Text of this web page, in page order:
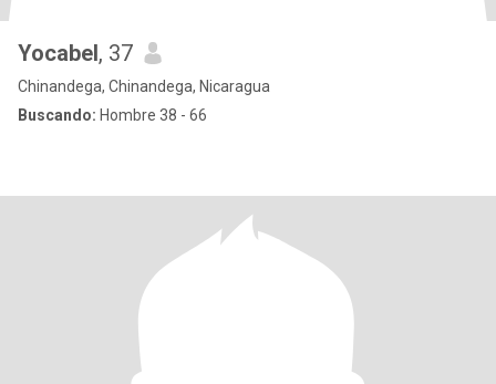
Yocabel, 37
Chinandega, Chinandega, Nicaragua
Buscando: Hombre 38 - 66